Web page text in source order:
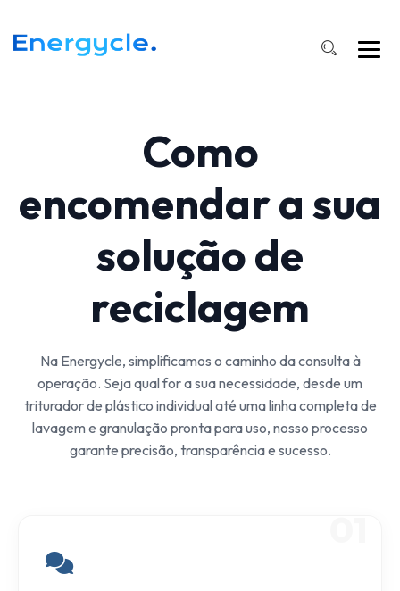
Como
encomendar a sua
solução de
reciclagem
Na Energycle, simplificamos o caminho da consulta à
operação. Seja qual for a sua necessidade, desde um
triturador de plástico individual até uma linha completa de
lavagem e granulação pronta para uso, nosso processo
garante precisão, transparência e sucesso.